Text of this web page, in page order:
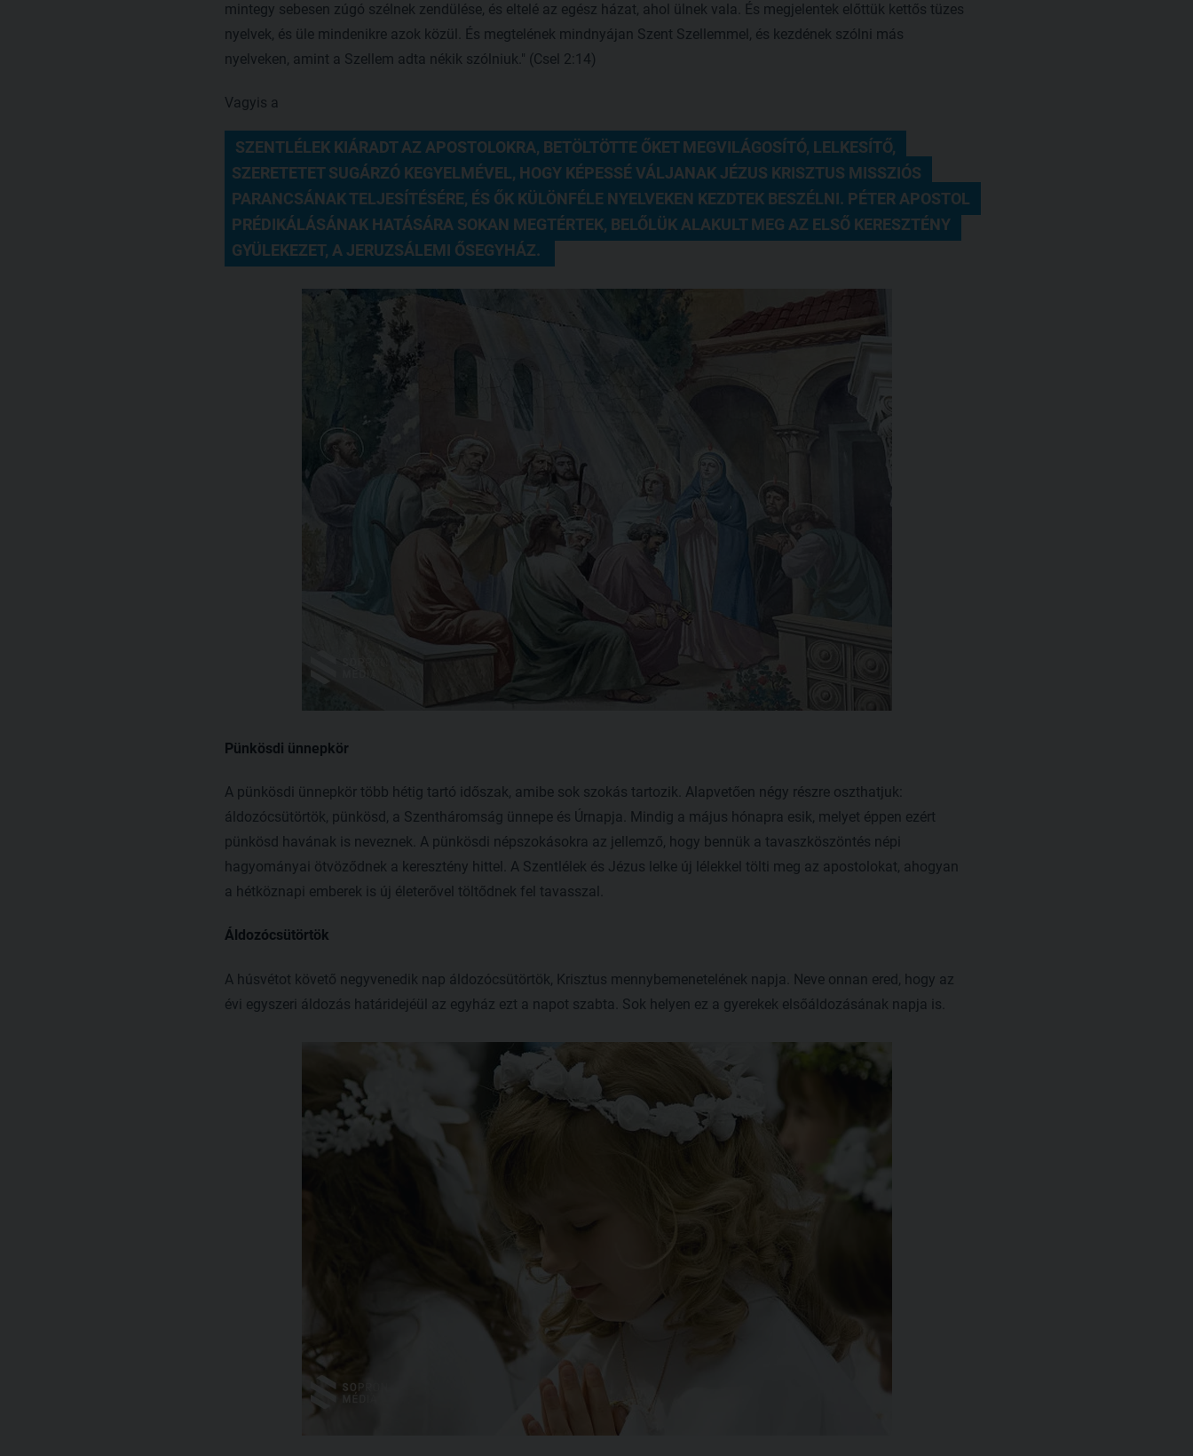
mintegy sebesen zúgó szélnek zendülése, és eltelé az egész házat, ahol ülnek vala. És megjelentek előttük kettős tüzes
nyelvek, és üle mindenikre azok közül. És megtelének mindnyájan Szent Szellemmel, és kezdének szólni más
nyelveken, amint a Szellem adta nékik szólniuk." (Csel 2:14)
Vagyis a
SZENTLÉLEK KIÁRADT AZ APOSTOLOKRA, BETÖLTÖTTE ŐKET MEGVILÁGOSÍTÓ, LELKESÍTŐ,
SZERETETET SUGÁRZÓ KEGYELMÉVEL, HOGY KÉPESSÉ VÁLJANAK JÉZUS KRISZTUS MISSZIÓS
PARANCSÁNAK TELJESÍTÉSÉRE, ÉS ŐK KÜLÖNFÉLE NYELVEKEN KEZDTEK BESZÉLNI. PÉTER APOSTOL
PRÉDIKÁLÁSÁNAK HATÁSÁRA SOKAN MEGTÉRTEK, BELŐLÜK ALAKULT MEG AZ ELSŐ KERESZTÉNY
GYÜLEKEZET, A JERUZSÁLEMI ŐSEGYHÁZ.
Pünkösdi ünnepkör
A pünkösdi ünnepkör több hétig tartó időszak, amibe sok szokás tartozik. Alapvetően négy részre oszthatjuk:
áldozócsütörtök, pünkösd, a Szentháromság ünnepe és Úrnapja. Mindig a május hónapra esik, melyet éppen ezért
pünkösd havának is neveznek. A pünkösdi népszokásokra az jellemző, hogy bennük a tavaszköszöntés népi
hagyományai ötvöződnek a keresztény hittel. A Szentlélek és Jézus lelke új lélekkel tölti meg az apostolokat, ahogyan
a hétköznapi emberek is új életerővel töltődnek fel tavasszal.
Áldozócsütörtök
A húsvétot követő negyvenedik nap áldozócsütörtök, Krisztus mennybemenetelének napja. Neve onnan ered, hogy az
évi egyszeri áldozás határidejéül az egyház ezt a napot szabta. Sok helyen ez a gyerekek elsőáldozásának napja is.